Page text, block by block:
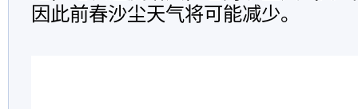
因此前春沙尘天气将可能减少。